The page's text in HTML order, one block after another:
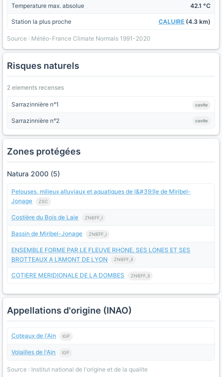
Temperature max. absolue 42.1 °C
Station la plus proche CALUIRE (4.3 km)
Source : Météo-France Climate Normals 1991-2020
Risques naturels
2 elements recenses
Sarrazinnière n°1 cavite
Sarrazinnière n°2 cavite
Zones protégées
Natura 2000 (5)
Pelouses, milieux alluviaux et aquatiques de l&#39;île de Miribel-
Jonage
ZSC
Costière du Bois de Laie ZNIEFF_I
Bassin de Miribel-Jonage ZNIEFF_I
ENSEMBLE FORME PAR LE FLEUVE RHONE, SES LONES ET SES
BROTTEAUX A L’AMONT DE LYON
ZNIEFF_II
COTIERE MERIDIONALE DE LA DOMBES ZNIEFF_II
Appellations d'origine (INAO)
Coteaux de l'Ain IGP
Volailles de l'Ain IGP
Source : Institut national de l'origine et de la qualite